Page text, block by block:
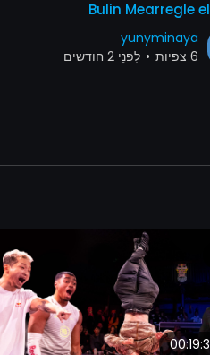
Bulin Mearregle
yunyminaya
6 צפיות
• לִפנֵי 2 חודשים